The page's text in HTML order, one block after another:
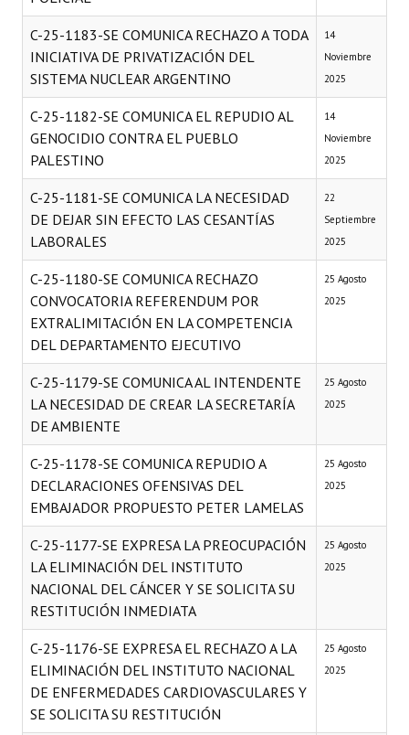
C-25-1183-SE COMUNICA RECHAZO A TODA
INICIATIVA DE PRIVATIZACIÓN DEL
SISTEMA NUCLEAR ARGENTINO
14
Noviembre
2025
C-25-1182-SE COMUNICA EL REPUDIO AL
GENOCIDIO CONTRA EL PUEBLO
PALESTINO
14
Noviembre
2025
C-25-1181-SE COMUNICA LA NECESIDAD
DE DEJAR SIN EFECTO LAS CESANTÍAS
LABORALES
22
Septiembre
2025
C-25-1180-SE COMUNICA RECHAZO
CONVOCATORIA REFERENDUM POR
EXTRALIMITACIÓN EN LA COMPETENCIA
DEL DEPARTAMENTO EJECUTIVO
25 Agosto
2025
C-25-1179-SE COMUNICA AL INTENDENTE
LA NECESIDAD DE CREAR LA SECRETARÍA
DE AMBIENTE
25 Agosto
2025
C-25-1178-SE COMUNICA REPUDIO A
DECLARACIONES OFENSIVAS DEL
EMBAJADOR PROPUESTO PETER LAMELAS
25 Agosto
2025
C-25-1177-SE EXPRESA LA PREOCUPACIÓN
LA ELIMINACIÓN DEL INSTITUTO
NACIONAL DEL CÁNCER Y SE SOLICITA SU
RESTITUCIÓN INMEDIATA
25 Agosto
2025
C-25-1176-SE EXPRESA EL RECHAZO A LA
ELIMINACIÓN DEL INSTITUTO NACIONAL
DE ENFERMEDADES CARDIOVASCULARES Y
SE SOLICITA SU RESTITUCIÓN
25 Agosto
2025